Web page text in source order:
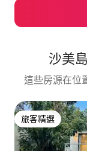
沙美
這些房源在位
旅客精選
旅客精選